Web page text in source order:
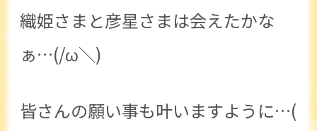
織姫さまと彦星さまは会えたかな
ぁ…(/ω＼)
皆さんの願い事も叶いますように…(